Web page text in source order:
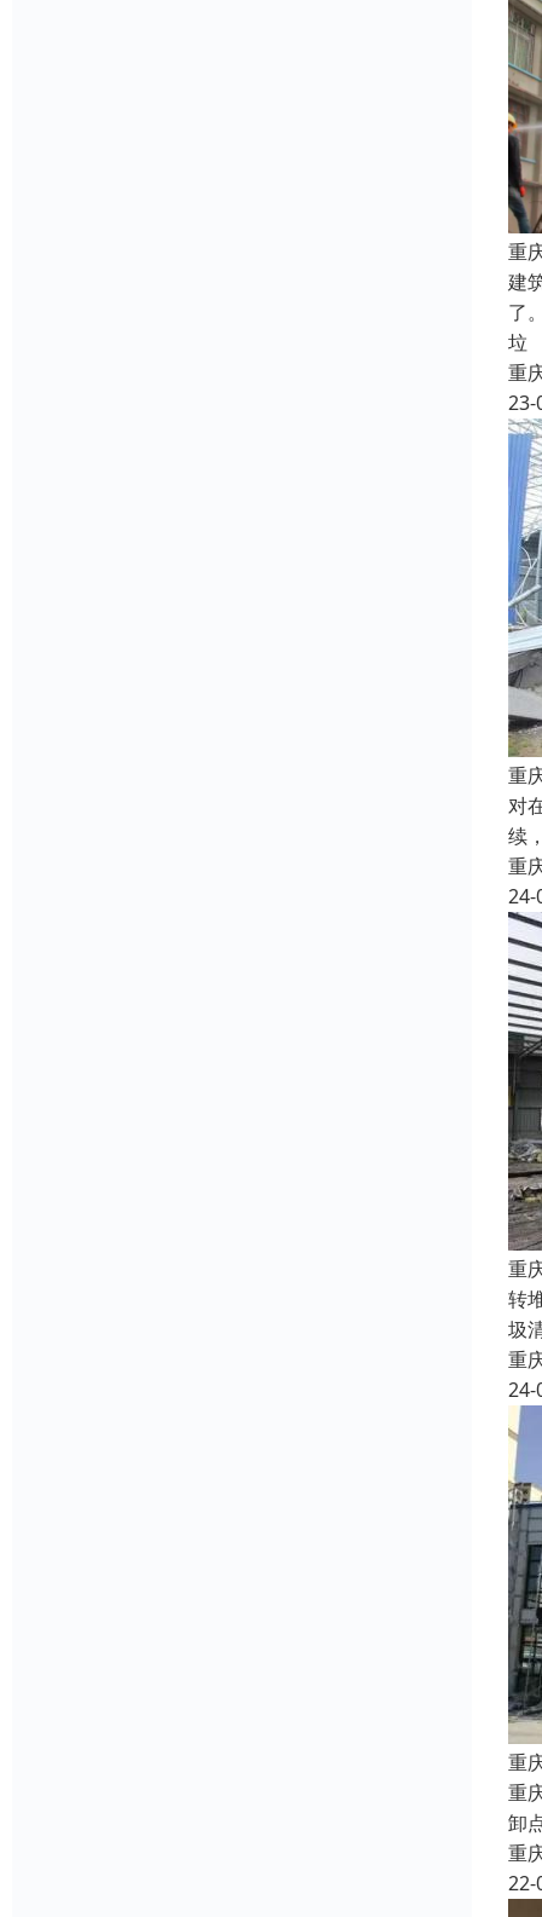
重
建
了
垃
重
23-
重
对
续
重
24-
重
转
圾
重
24-
重
重
卸
重
22-